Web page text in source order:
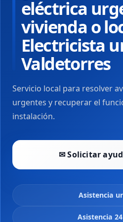
eléctrica
vivienda o
Electricista
Valdetorres
Servicio local para resolver
urgentes y recuperar el
instalación.
✉ Solicitar
Asistencia
Asistencia